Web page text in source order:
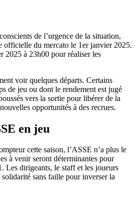
de l’urgence de la situation,
officielle du mercato le 1er janvier 2025.
2025 à 23h00 pour réaliser les
voir quelques départs. Certains
de jeu ou dont le rendement est jugé
vers la sortie pour libérer de la
opportunités à des recrues.
en jeu
cette saison, l’ASSE n’a plus le
à venir seront déterminantes pour
Les dirigeants, le staff et les joueurs
sans faille pour inverser la